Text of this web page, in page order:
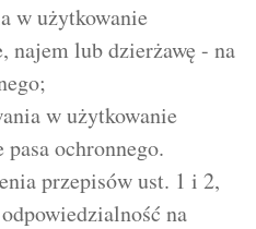
w użytkowanie
najem lub dzierżawę - na
w użytkowanie
ochronnego.
przepisów ust. 1 i 2,
na